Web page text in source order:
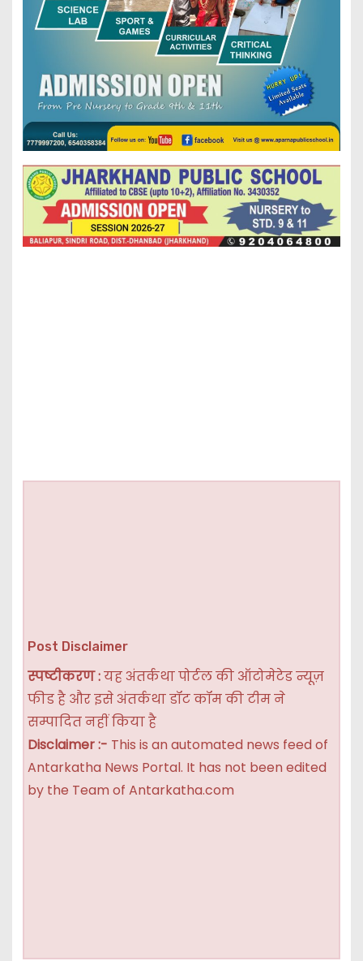
Post Disclaimer
स्पष्टीकरण :यह अंतर्कथा पोर्टल की ऑटोमेटेड न्यूज़
फीड है और इसे अंतर्कथा डॉट कॉम की टीम ने
सम्पादित नहीं किया है
Disclaimer :- This is an automated news feed of
Antarkatha News Portal. It has not been edited
by the Team of Antarkatha.com